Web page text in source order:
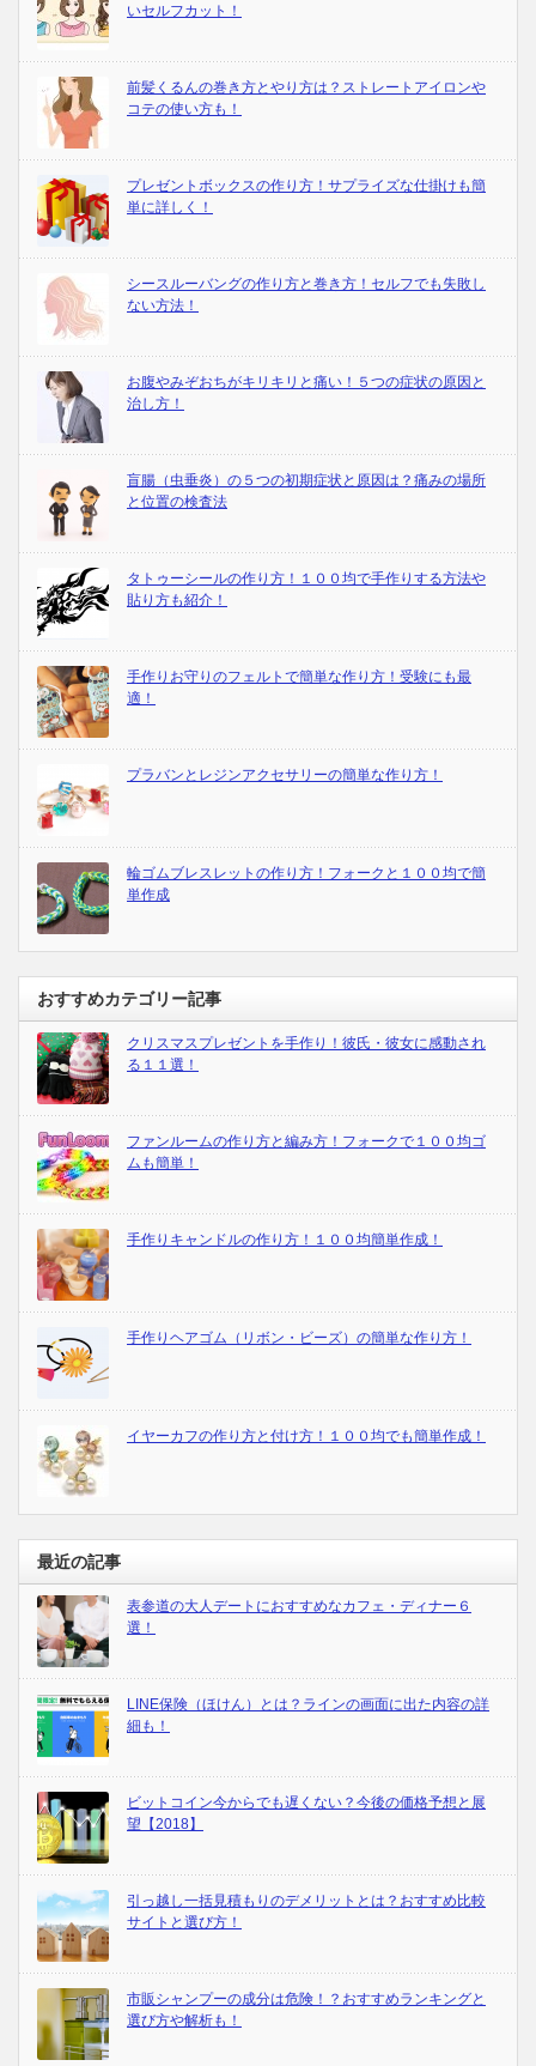
いセルフカット！
前髪くるんの巻き方とやり方は？ストレートアイロンや
コテの使い方も！
プレゼントボックスの作り方！サプライズな仕掛けも簡
単に詳しく！
シースルーバングの作り方と巻き方！セルフでも失敗し
ない方法！
お腹やみぞおちがキリキリと痛い！５つの症状の原因と
治し方！
盲腸（虫垂炎）の５つの初期症状と原因は？痛みの場所
と位置の検査法
タトゥーシールの作り方！１００均で手作りする方法や
貼り方も紹介！
手作りお守りのフェルトで簡単な作り方！受験にも最
適！
プラバンとレジンアクセサリーの簡単な作り方！
輪ゴムブレスレットの作り方！フォークと１００均で簡
単作成
おすすめカテゴリー記事
クリスマスプレゼントを手作り！彼氏・彼女に感動され
る１１選！
ファンルームの作り方と編み方！フォークで１００均ゴ
ムも簡単！
手作りキャンドルの作り方！１００均簡単作成！
手作りヘアゴム（リボン・ビーズ）の簡単な作り方！
イヤーカフの作り方と付け方！１００均でも簡単作成！
最近の記事
表参道の大人デートにおすすめなカフェ・ディナー６
選！
LINE保険（ほけん）とは？ラインの画面に出た内容の詳
細も！
ビットコイン今からでも遅くない？今後の価格予想と展
望【2018】
引っ越し一括見積もりのデメリットとは？おすすめ比較
サイトと選び方！
市販シャンプーの成分は危険！？おすすめランキングと
選び方や解析も！